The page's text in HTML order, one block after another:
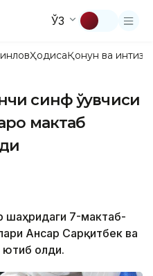
ЎЗ
ҲодисаҚонун ва
синф ўқувчиси
мактаб
шаҳридаги 7-мактаб-
Ансар Сарқитбек ва
ютиб олди.